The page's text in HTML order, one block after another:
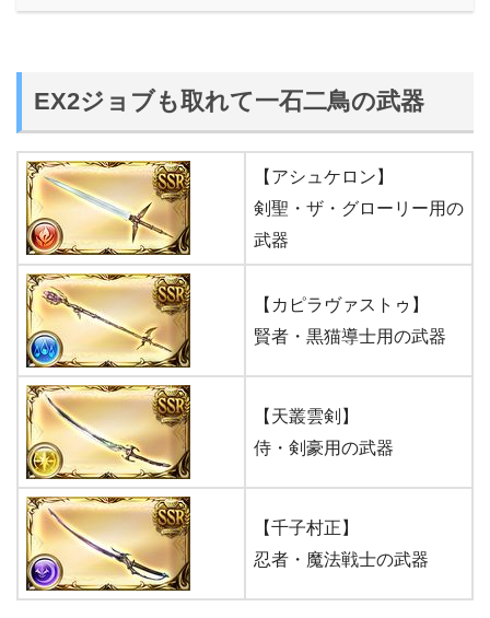
EX2ジョブも取れて一石二鳥の武器
【アシュケロン】
剣聖・ザ・グローリー用の
武器
【カピラヴァストゥ】
賢者・黒猫導士用の武器
【天叢雲剣】
侍・剣豪用の武器
【千子村正】
忍者・魔法戦士の武器